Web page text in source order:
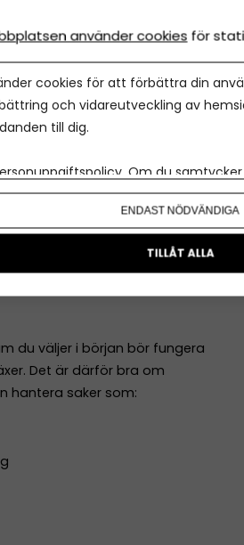
med
anlita en redovisningskonsult
viktigt att programmet gör det
Många system låter både
arbeta i samma
att växa med
du väljer i början bör fungera
Det är därför bra om
hantera saker som:
använder cookies för
cookies för att förbättra din
och vidareutveckling av
till dig.
. Om du
ditt val i efterhand hittar du den
ENDAST NÖDVÄNDIGA
TILLÅT ALLA